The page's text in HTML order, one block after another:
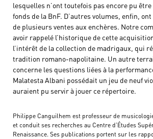
lesquelles n’ont toutefois pas encore pu
fonds de la BnF. D’autres volumes, enfin,
de plusieurs ventes aux enchères. Notre
avoir rappelé l’historique de cette
l’intérêt de la collection de madrigaux, qui
tradition romano-napolitaine. Un autre
concerne les questions liées à la
Malatesta Albani possédait un jeu de neuf
auraient pu servir à jouer ce répertoire.
Philippe Canguilhem est professeur de
et conduit ses recherches au Centre d’Études
Renaissance. Ses publications portent sur les